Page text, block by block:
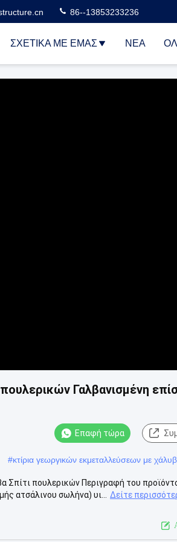
86--13853233236
ΣΧΕΤΙΚΆ ΜΕ ΕΜΆΣ ΝΈΑ
Γαλβανισμένη
Επαφή τώρα
#κτίρια γεωργικών εκμεταλλεύσεων με
Σπίτι πουλερικών Περιγραφή του
ατσάλινου σωλήνα) υι...
Δείτε